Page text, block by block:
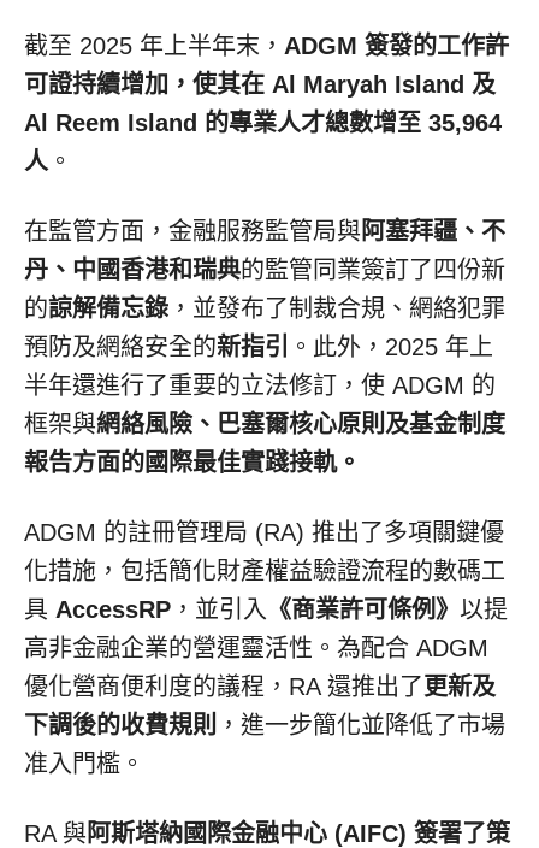
截至 2025 年上半年末， ADGM 簽發的工作許
可證持續增加，使其在 Al Maryah Island 及
Al Reem Island
的專業人才總數增至 35,964
人 。
在監管方面，金融服務監管局與阿塞拜疆、不
丹、中國香港和瑞典的監管同業簽訂了四份新
的諒解備忘錄 ，並發布了制裁合規、網絡犯罪
預防及網絡安全的新指引
。此外，2025 年上
半年還進行了重要的立法修訂，使 ADGM 的
框架與網絡風險、巴塞爾核心原則及基金制度
報告方面的國際最佳實踐接軌。
ADGM 的註冊管理局 (RA) 推出了多項關鍵優
化措施，包括簡化財產權益驗證流程的數碼工
具 AccessRP ，並引入 《商業許可條例》 以提
高非金融企業的營運靈活性。為配合 ADGM
優化營商便利度的議程，RA 還推出了 更新及
下調後的收費規則 ，進一步簡化並降低了市場
准入門檻。
RA 與阿斯塔納國際金融中心 (AIFC) 簽署了策